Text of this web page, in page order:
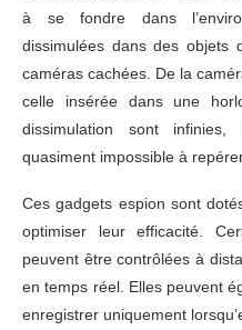
à se fondre dans
dissimulées dans des objets
caméras cachées. De la
celle insérée dans une
dissimulation sont infinies,
quasiment impossible à
Ces gadgets espion sont
optimiser leur efficacité.
peuvent être contrôlées à
en temps réel. Elles peuvent
enregistrer uniquement